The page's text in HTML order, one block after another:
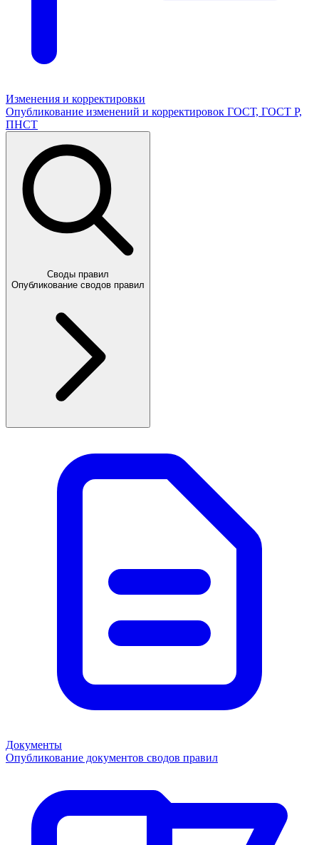
Изменения и корректировки
Опубликование изменений и корректировок ГОСТ, ГОСТ Р,
ПНСТ
Своды правил
Опубликование сводов правил
Документы
Опубликование документов сводов правил